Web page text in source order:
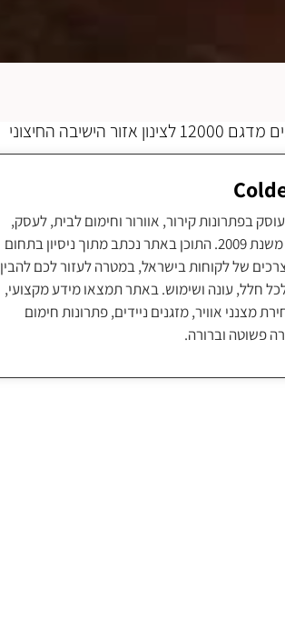
החיצוני
צוות Colder Israel עוסק בפתרונות קירור, אוורור וחימום לבית, לעסק,
לתעשייה ולאירועים משנת 2009. התוכן באתר נכתב מתוך ניסיון בתחום
של לקוחות בישראל, במטרה לעזור לכם להבין
חלל, עונה ושימוש. באתר תמצאו מידע מקצועי,
מצנני אוויר, מזגנים ניידים, פתרונות חימום
פשוטה וברורה.